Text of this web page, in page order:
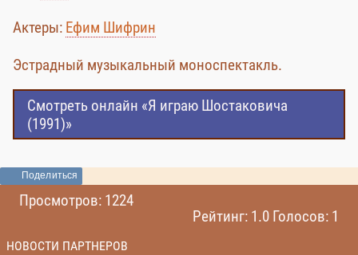
Актеры: Ефим Шифрин
Эстрадный музыкальный моноспектакль.
Смотреть онлайн «Я играю Шостаковича
(1991)»
Поделиться
Просмотров: 1224
Рейтинг: 1.0 Голосов: 1
НОВОСТИ ПАРТНЕРОВ